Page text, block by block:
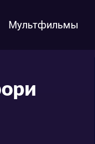
Мультфильмы